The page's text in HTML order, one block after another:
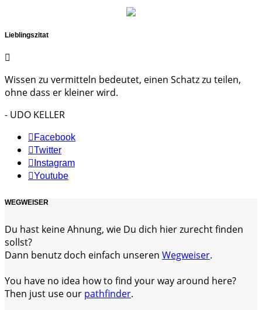
Lieblingszitat
Wissen zu vermitteln bedeutet, einen Schatz zu teilen,
ohne dass er kleiner wird.
- UDO KELLER
Facebook
Twitter
Instagram
Youtube
WEGWEISER
Du hast keine Ahnung, wie Du dich hier zurecht finden
sollst?
Dann benutz doch einfach unseren Wegweiser.
You have no idea how to find your way around here?
Then just use our pathfinder.